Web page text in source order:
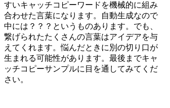
すいキャッチコピーワードを機械的に組み
合わせた言葉になります。自動生成なので
中には？？？というものあります。でも、
繋げられたたくさんの言葉はアイデアを与
えてくれます。悩んだときに別の切り口が
生まれる可能性があります。最後までキャ
ッチコピーサンプルに目を通してみてくだ
さい。